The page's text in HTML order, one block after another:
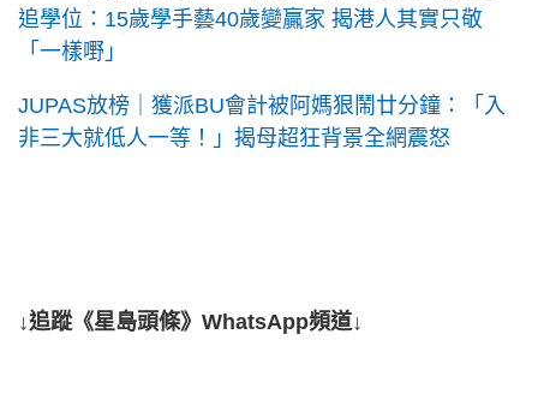
追學位：15歲學手藝40歲變贏家 揭港人其實只敬
「一樣嘢」
JUPAS放榜｜獲派BU會計被阿媽狠鬧廿分鐘：「入
非三大就低人一等！」揭母超狂背景全網震怒
↓追蹤《星島頭條》WhatsApp頻道↓